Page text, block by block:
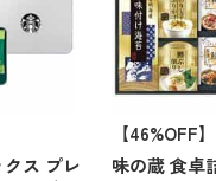
ス プレ
【46%OFF】
味の蔵 食卓